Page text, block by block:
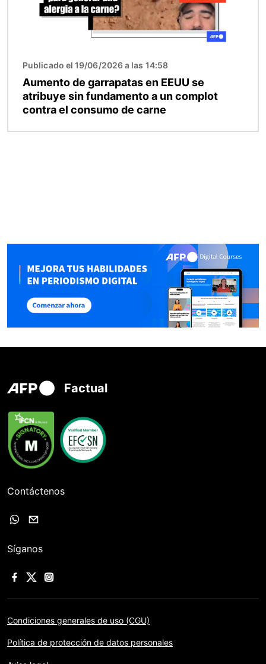
Publicado el 19/06/2026 a las 14:58
Aumento de garrapatas en EEUU se
atribuye sin fundamento a un complot
contra el consumo de carne
Factual
Contáctenos
Síganos
Condiciones generales de uso (CGU)
Política de protección de datos personales